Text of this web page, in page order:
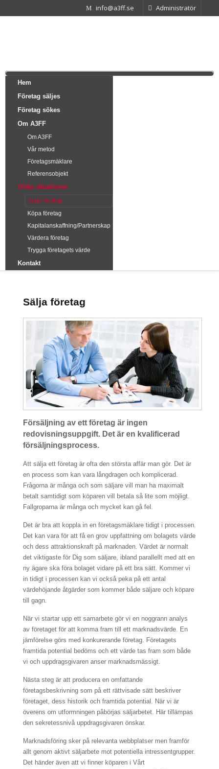
info@a3ff.se Administratör
Hem
Företag säljes
Företag sökes
Om A3FF
Om A3FF
Vår metod
Företagsmäklare
Referensobjekt
Olika situationer
Sälja företag
Köpa företag
Kapitalanskaffning/Partnerskap
Värdera företag
Trygga företagets värde
Kontakt
Sälja företag
Försäljning av ett företag är ingen
redovisningsuppgift. Det är en kvalificerad
försäljningsprocess.
Att sälja ett företag är ofta den största affär man gör. Det är
en process som kan vara långdragen och komplicerad.
Frågorna är många och som säljare vill man ha maximalt
betalt samtidigt som köparen vill betala så lite som möjligt.
Fallgroparna är många och mycket kan gå fel.
Det är bra att koppla in en företagsmäklare tidigt i processen.
Det kan vara för att få en grov uppfattning om bolagets värde
och dess attraktionskraft på marknaden. Värdet är normalt
det viktigaste för Dig som säljare, ibland parallellt med att en
ny ägare ska föra bolaget vidare på ett bra sätt. Kommer vi
in tidigt i processen kan vi också peka på ett antal
värdehöjande åtgärder som kommer både säljare och köpare
till gagn.
När vi startar upp ett samarbete gör vi en noggrann analys
av företaget för att komma fram till ett marknadsvärde. En
jämförelse görs med konkurerande företag. Företagets
framtida potential bedöms och ett värde tas fram som både
vi och uppdragsgivaren anser marknadsmässigt.
Nästa steg är att producera en omfattande
företagsbeskrivning som på ett rättvisade sätt beskriver
företaget, dess historik och framtida potential. När vi är
överens om utformningen påbörjas säljarbetet. Här tillämpas
den sekretessnivå uppdragsgivaren önskar.
Marknadsföring sker på relevanta webbplatser men framför
allt genom aktivt säljarbete mot potentiella intressentgrupper.
Det händer även att vi finner köparen i Vårt